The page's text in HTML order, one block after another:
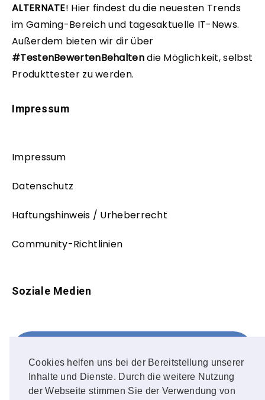
Cookies helfen uns bei der Bereitstellung unserer
Inhalte und Dienste. Durch die weitere Nutzung
der Webseite stimmen Sie der Verwendung von
ALTERNATE! Hier findest du die neuesten Trends
im Gaming-Bereich und tagesaktuelle IT-News.
Außerdem bieten wir dir über
#TestenBewertenBehaltendie Möglichkeit, selbst
Produkttester zu werden.
Impressum
Impressum
Datenschutz
Haftungshinweis / Urheberrecht
Community-Richtlinien
Soziale Medien
FOLLOW ME!
Instagram